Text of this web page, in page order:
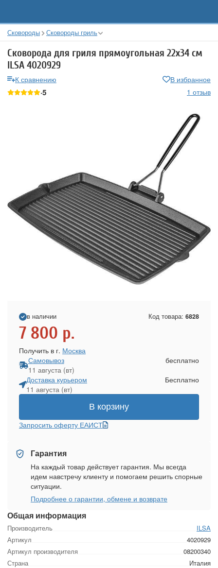
Сковороды Сковороды гриль
Сковорода для гриля прямоугольная 22x34 см
ILSA 4020929
К сравнению В избранное
5 1 отзыв
Общая информация
Производитель
ILSA
Артикул
4020929
Артикул производителя
08200340
Страна
Италия
в наличии Код товара: 6828
7 800 р.
Получить в г. Москва
Самовывоз
11 августа (вт)
бесплатно
Доставка курьером
11 августа (вт)
Бесплатно
В корзину
Запросить оферту ЕАИСТ
Гарантия
На каждый товар действует гарантия. Мы всегда
идем навстречу клиенту и помогаем решить спорные
ситуации.
Подробнее о гарантии, обмене и возврате